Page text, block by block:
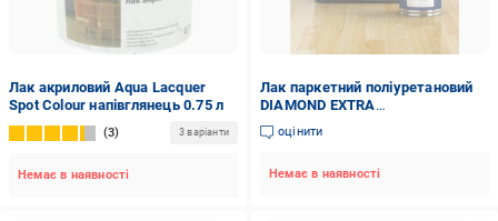
Лак акриловий Aqua Lacquer
Spot Colour напівглянець 0.75 л
3 3 варіанти
Немає в наявності
Лак паркетний поліуретановий
DIAMOND EXTRA
двокомпонентний DIAMOND
EXTRA напівматовий 2,8 л (6148)
оцінити
Немає в наявності